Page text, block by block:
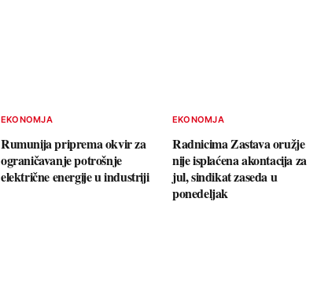
EKONOMJA
Rumunija priprema okvir za
ograničavanje potrošnje
električne energije u industriji
EKONOMJA
Radnicima Zastava oružje
nije isplaćena akontacija za
jul, sindikat zaseda u
ponedeljak